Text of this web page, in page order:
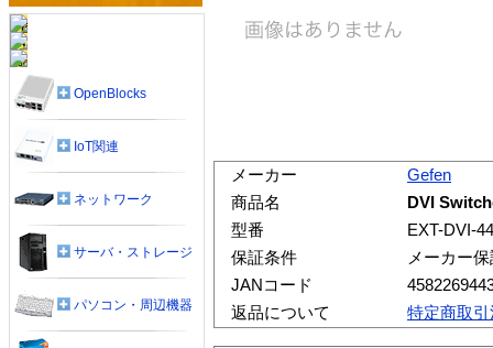
メーカー
Gefen
商品名
DVI
型番
EXT-DVI-
保証条件
メーカー
JANコード
返品について
特定商取
OpenBlocks
IoT関連
ネットワーク
サーバ・ストレージ
パソコン・周辺機器